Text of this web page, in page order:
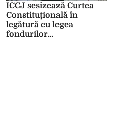
ICCJ sesizează Curtea
Constituţională în
legătură cu legea
fondurilor